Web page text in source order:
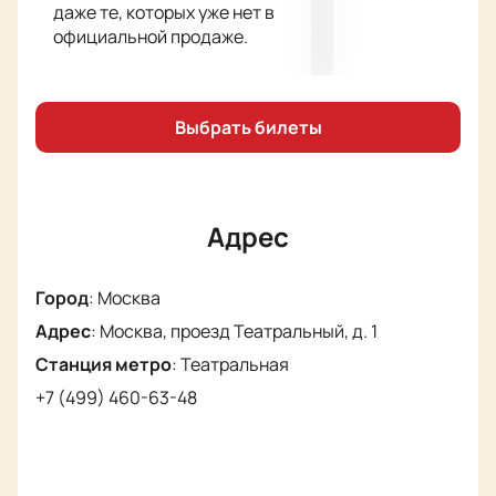
сайте.
состава.
: Андрей Житинкин
Актёрский состав: Александр Клюквин, Варвара
Чернышов, Игнатий Кузнецов, Людмила Титова,
даже те, которых уже нет в
официальной продаже.
Выбрать билеты
Адрес
Город: Москва
Адрес: Москва, проезд Театральный, д. 1
Станция метро:Театральная
+7 (499) 460-63-48